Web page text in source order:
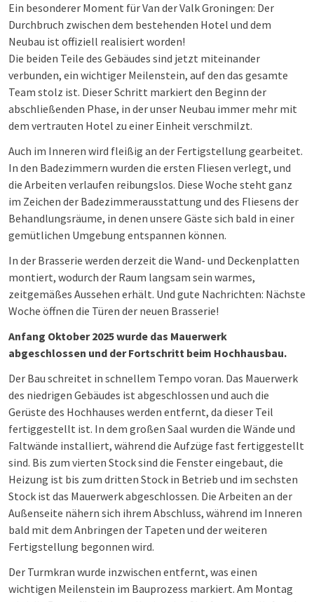
Ein besonderer Moment für Van der Valk Groningen: Der
Durchbruch zwischen dem bestehenden Hotel und dem
Neubau ist offiziell realisiert worden!
Die beiden Teile des Gebäudes sind jetzt miteinander
verbunden, ein wichtiger Meilenstein, auf den das gesamte
Team stolz ist. Dieser Schritt markiert den Beginn der
abschließenden Phase, in der unser Neubau immer mehr mit
dem vertrauten Hotel zu einer Einheit verschmilzt.
Auch im Inneren wird fleißig an der Fertigstellung gearbeitet.
In den Badezimmern wurden die ersten Fliesen verlegt, und
die Arbeiten verlaufen reibungslos. Diese Woche steht ganz
im Zeichen der Badezimmerausstattung und des Fliesens der
Behandlungsräume, in denen unsere Gäste sich bald in einer
gemütlichen Umgebung entspannen können.
In der Brasserie werden derzeit die Wand- und Deckenplatten
montiert, wodurch der Raum langsam sein warmes,
zeitgemäßes Aussehen erhält. Und gute Nachrichten: Nächste
Woche öffnen die Türen der neuen Brasserie!
Anfang Oktober 2025 wurde das Mauerwerk
abgeschlossen und der Fortschritt beim Hochhausbau.
Der Bau schreitet in schnellem Tempo voran. Das Mauerwerk
des niedrigen Gebäudes ist abgeschlossen und auch die
Gerüste des Hochhauses werden entfernt, da dieser Teil
fertiggestellt ist. In dem großen Saal wurden die Wände und
Faltwände installiert, während die Aufzüge fast fertiggestellt
sind. Bis zum vierten Stock sind die Fenster eingebaut, die
Heizung ist bis zum dritten Stock in Betrieb und im sechsten
Stock ist das Mauerwerk abgeschlossen. Die Arbeiten an der
Außenseite nähern sich ihrem Abschluss, während im Inneren
bald mit dem Anbringen der Tapeten und der weiteren
Fertigstellung begonnen wird.
Der Turmkran wurde inzwischen entfernt, was einen
wichtigen Meilenstein im Bauprozess markiert. Am Montag